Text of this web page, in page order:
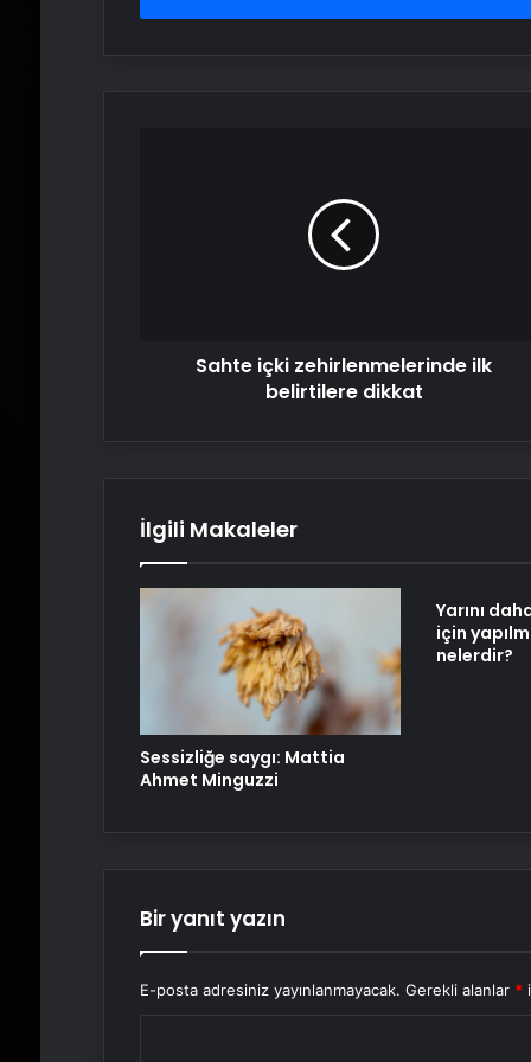
Sahte içki zehirlenmelerinde ilk
belirtilere dikkat
İlgili Makaleler
Sessizliğe saygı: Mattia
Ahmet Minguzzi
Yarını
için
nelerdir?
Bir yanıt yazın
E-posta adresiniz yayınlanmayacak. Gerekli alanlar *